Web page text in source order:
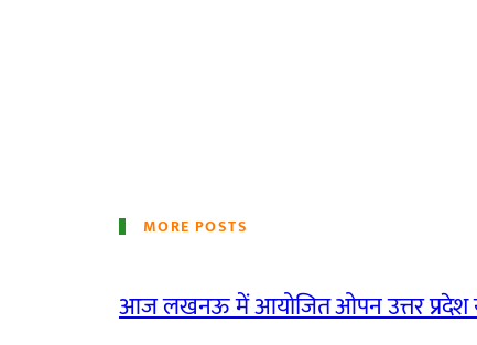
MORE POSTS
आज लखनऊ में आयोजित ओपन उत्तर प्रदेश